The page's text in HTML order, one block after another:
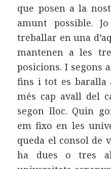
que posen a la
amunt possible.
treballar en una
mantenen a les
posicions. I segons
fins i tot es baralla
més cap avall del
segon lloc. Quin
em fixo en les
queda el consol de
ha dues o tres